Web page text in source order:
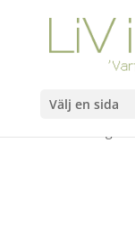
Välj en sida